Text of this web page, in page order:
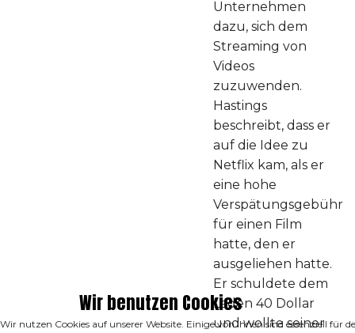
Unternehmen
dazu, sich dem
Streaming von
Videos
zuzuwenden.
Hastings
beschreibt, dass er
auf die Idee zu
Netflix kam, als er
eine hohe
Verspätungsgebühr
für einen Film
hatte, den er
ausgeliehen hatte.
Er schuldete dem
Laden 40 Dollar
und wollte seiner
Wir benutzen Cookies
Wir nutzen Cookies auf unserer Website. Einige von ihnen sind essenziell für